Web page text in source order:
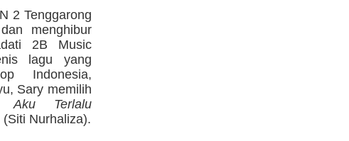
2 Tenggarong
menghibur
2B Music
lagu yang
Indonesia,
Sary memilih
Aku Terlalu
(Siti Nurhaliza).